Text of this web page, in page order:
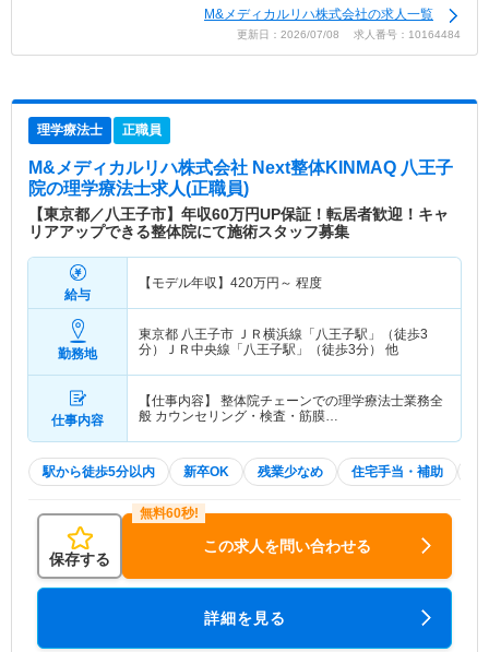
M&メディカルリハ株式会社の求人一覧
更新日：2026/07/08 求人番号：10164484
理学療法士 正職員
M&メディカルリハ株式会社 Next整体KINMAQ 八王子
院の理学療法士求人(正職員)
【東京都／八王子市】年収60万円UP保証！転居者歓迎！キャ
リアアップできる整体院にて施術スタッフ募集
給与
【モデル年収】 420万円～ 程度
勤務地
東京都 八王子市 ＪＲ横浜線「八王子駅」（徒歩3
分）ＪＲ中央線「八王子駅」（徒歩3分） 他
仕事内容
【仕事内容】 整体院チェーンでの理学療法士業務全
般 カウンセリング・検査・筋膜…
駅から徒歩5分以内 新卒OK 残業少なめ 住宅手当・補助
保存する
この求人を問い合わせる
詳細を見る